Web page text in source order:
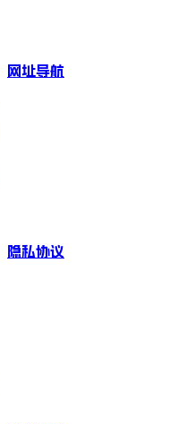
网址导航
隐私协议